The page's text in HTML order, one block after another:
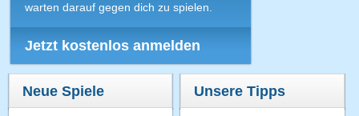
warten darauf gegen dich zu spielen.
Jetzt kostenlos anmelden
Neue Spiele Unsere Tipps